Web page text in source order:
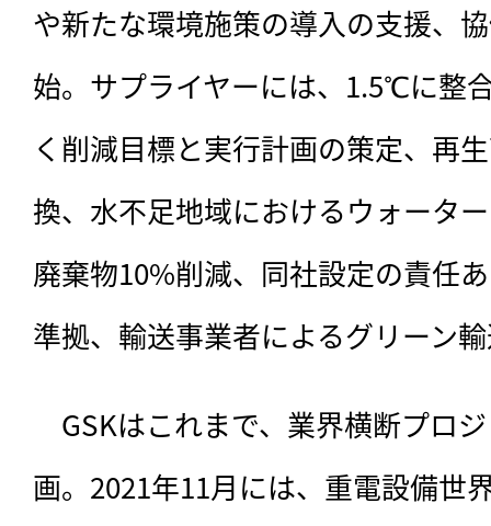
や新たな環境施策の導入の支援、
始。サプライヤーには、1.5℃に整
く削減目標と実行計画の策定、再
換、水不足地域におけるウォータ
廃棄物10%削減、同社設定の責任
準拠、輸送事業者によるグリーン
GSKはこれまで、業界横断プロ
画。2021年11月には、重電設備世